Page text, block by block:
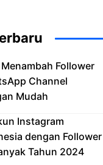
Follower
Channel
Mudah
Instagram
dengan Follower
Tahun 2024